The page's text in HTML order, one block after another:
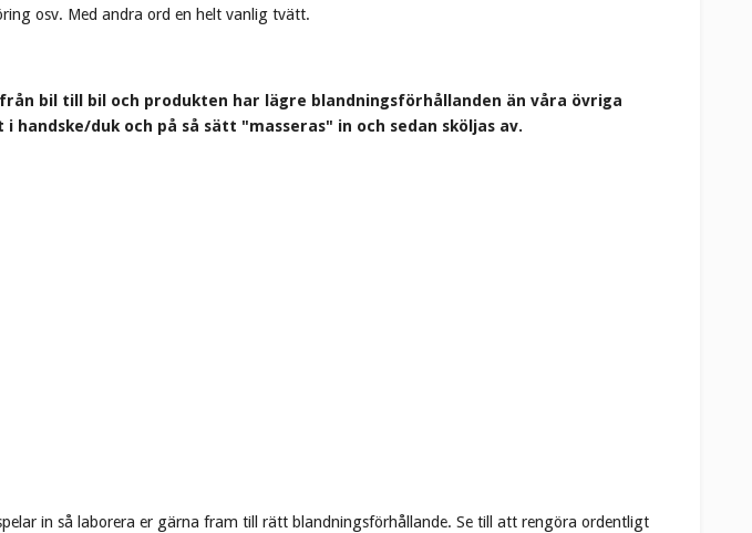
osv. Med andra ord en helt vanlig tvätt.
bil till bil och produkten har lägre blandningsförhållanden än våra övriga
duk och på så sätt "masseras" in och sedan sköljas av.
in så laborera er gärna fram till rätt blandningsförhållande. Se till att rengöra ordentligt